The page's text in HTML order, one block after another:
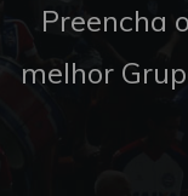
Preencha
melhor